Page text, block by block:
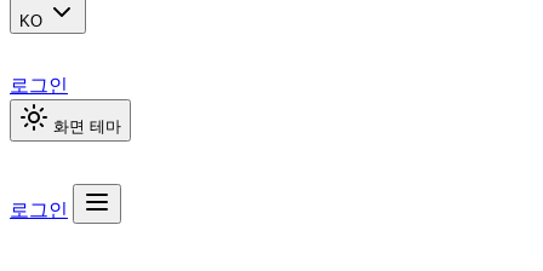
KO
로그인
화면 테마
로그인